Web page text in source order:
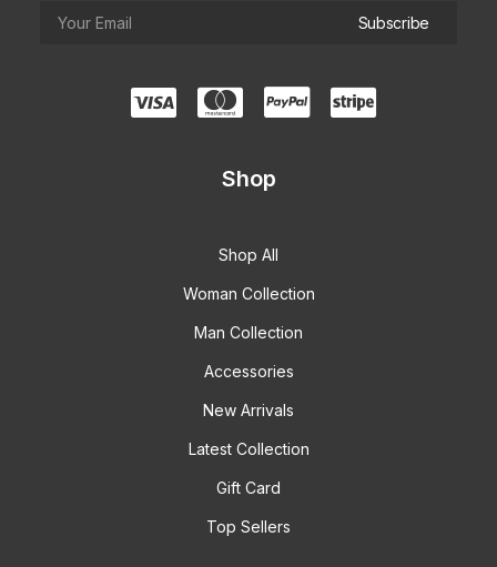
Shop
Shop All
Woman Collection
Man Collection
Accessories
New Arrivals
Latest Collection
Gift Card
Top Sellers